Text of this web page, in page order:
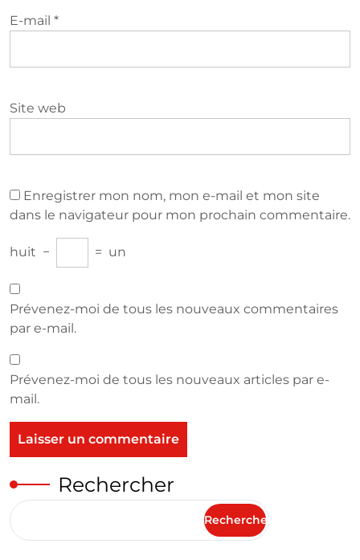
E-mail *
Site web
Enregistrer mon nom, mon e-mail et mon site
dans le navigateur pour mon prochain commentaire.
huit − = un
Prévenez-moi de tous les nouveaux commentaires
par e-mail.
Prévenez-moi de tous les nouveaux articles par e-
mail.
Rechercher
Rechercher